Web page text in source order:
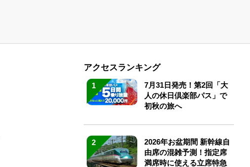
アクセスランキング
1
7月31日発売！第2回「大
人の休日倶楽部パス」で
初秋の旅へ
2
2026年お盆期間 新幹線自
由席の混雑予測！指定席
満席時に使える立席特急